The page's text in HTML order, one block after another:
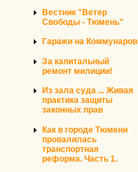
Вестник "Ветер
Свободы - Тюмень"
Гаражи на Коммунаров
За капитальный
ремонт милиции!
Из зала суда ... Живая
практика защиты
законных прав
Как в городе Тюмени
провалилась
транспортная
реформа. Часть 1.